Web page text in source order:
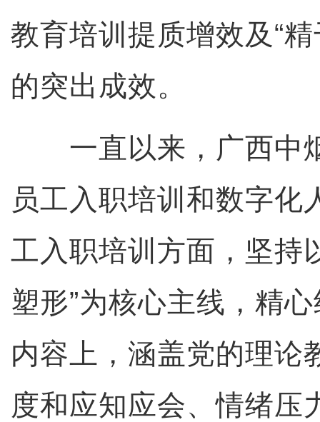
教育培训提质增效及“
的突出成效。
一直以来，广西中
员工入职培训和数字化
工入职培训方面，坚持
塑形”为核心主线，精
内容上，涵盖党的理论
度和应知应会、情绪压